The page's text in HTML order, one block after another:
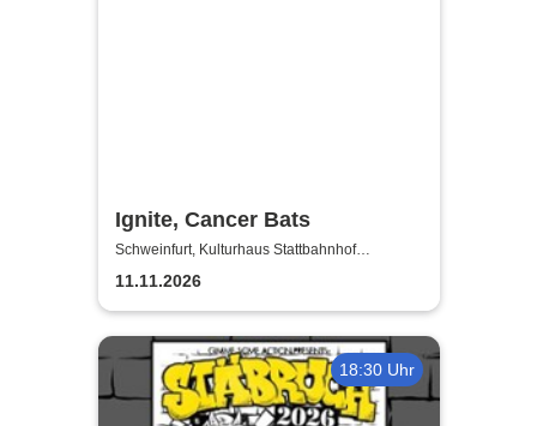
Ignite, Cancer Bats
Schweinfurt, Kulturhaus Stattbahnhof
Schweinfurt
11.11.2026
18:30 Uhr